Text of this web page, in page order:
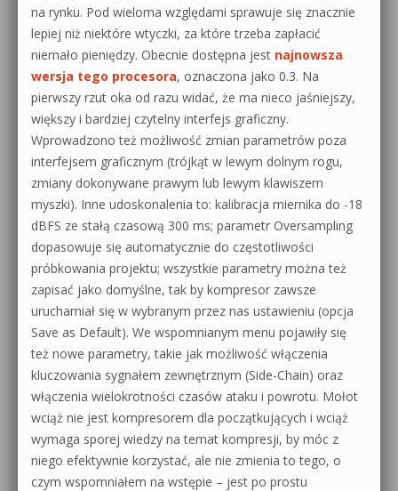
na rynku. Pod wieloma względami sprawuje się znacznie
lepiej niż niektóre wtyczki, za które trzeba zapłacić
niemało pieniędzy. Obecnie dostępna jest najnowsza
wersja tego procesora, oznaczona jako 0.3. Na
pierwszy rzut oka od razu widać, że ma nieco jaśniejszy,
większy i bardziej czytelny interfejs graficzny.
Wprowadzono też możliwość zmian parametrów poza
interfejsem graficznym (trójkąt w lewym dolnym rogu,
zmiany dokonywane prawym lub lewym klawiszem
myszki). Inne udoskonalenia to: kalibracja miernika do -18
dBFS ze stałą czasową 300 ms; parametr Oversampling
dopasowuje się automatycznie do częstotliwości
próbkowania projektu; wszystkie parametry można też
zapisać jako domyślne, tak by kompresor zawsze
uruchamiał się w wybranym przez nas ustawieniu (opcja
Save as Default). We wspomnianym menu pojawiły się
też nowe parametry, takie jak możliwość włączenia
kluczowania sygnałem zewnętrznym (Side-Chain) oraz
włączenia wielokrotności czasów ataku i powrotu. Mołot
wciąż nie jest kompresorem dla początkujących i wciąż
wymaga sporej wiedzy na temat kompresji, by móc z
niego efektywnie korzystać, ale nie zmienia to tego, o
czym wspomniałem na wstępie – jest po prostu